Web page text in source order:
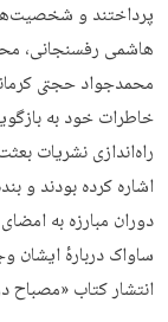
پرداختند و
هاشمی رفسنجانی،
محمدجواد حجتی
خاطرات خود به
راه‌اندازی نشریات
اشاره کرده بودند و
دوران مبارزه به
ساواک دربارهٔ ایشان
انتشار کتاب «مصباح